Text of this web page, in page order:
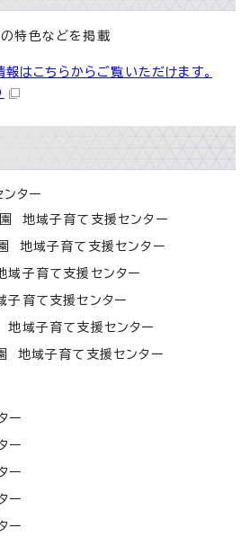
の特色などを掲載
はこちらからご覧いただけます。
ター
地域子育て支援センター
地域子育て支援センター
子育て支援センター
育て支援センター
域子育て支援センター
地域子育て支援センター
ー
ー
ー
ー
ー